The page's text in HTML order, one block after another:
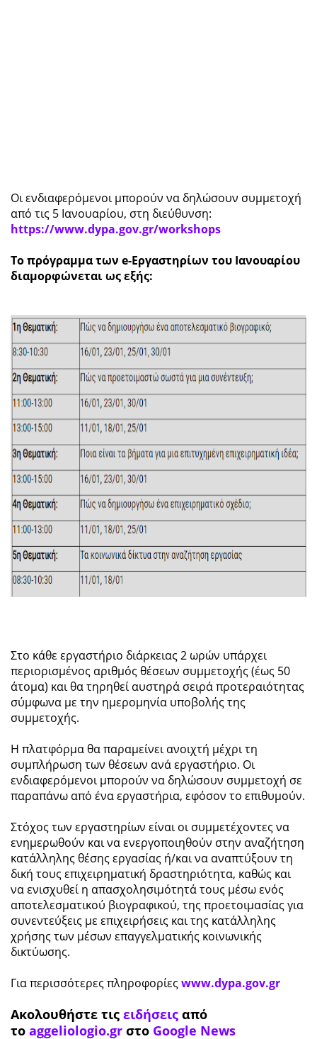
Οι ενδιαφερόμενοι μπορούν να δηλώσουν συμμετοχή
από τις 5 Ιανουαρίου, στη διεύθυνση:
https://www.dypa.gov.gr/workshops
Το πρόγραμμα των e-Εργαστηρίων του Ιανουαρίου
διαμορφώνεται ως εξής:
Στο κάθε εργαστήριο διάρκειας 2 ωρών υπάρχει
περιορισμένος αριθμός θέσεων συμμετοχής (έως 50
άτομα) και θα τηρηθεί αυστηρά σειρά προτεραιότητας
σύμφωνα με την ημερομηνία υποβολής της
συμμετοχής.
Η πλατφόρμα θα παραμείνει ανοιχτή μέχρι τη
συμπλήρωση των θέσεων ανά εργαστήριο. Οι
ενδιαφερόμενοι μπορούν να δηλώσουν συμμετοχή σε
παραπάνω από ένα εργαστήρια, εφόσον το επιθυμούν.
Στόχος των εργαστηρίων είναι οι συμμετέχοντες να
ενημερωθούν και να ενεργοποιηθούν στην αναζήτηση
κατάλληλης θέσης εργασίας ή/και να αναπτύξουν τη
δική τους επιχειρηματική δραστηριότητα, καθώς και
να ενισχυθεί η απασχολησιμότητά τους μέσω ενός
αποτελεσματικού βιογραφικού, της προετοιμασίας για
συνεντεύξεις με επιχειρήσεις και της κατάλληλης
χρήσης των μέσων επαγγελματικής κοινωνικής
δικτύωσης.
Για περισσότερες πληροφορίεςwww.dypa.gov.gr
Ακολουθήστε τις ειδήσεις από
το aggeliologio.gr στο Google News